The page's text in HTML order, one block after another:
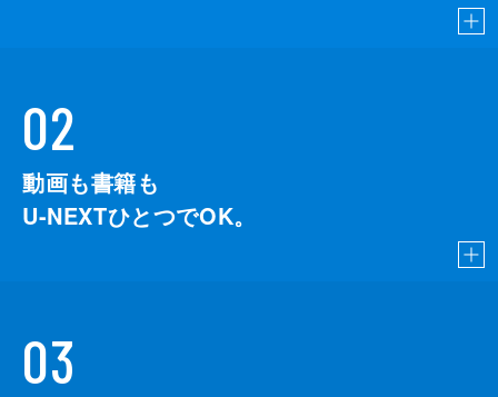
02
動画も書籍も
U-NEXTひとつでOK。
03